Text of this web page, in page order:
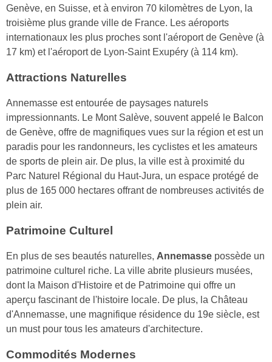
Genève, en Suisse, et à environ 70 kilomètres de Lyon, la
troisième plus grande ville de France. Les aéroports
internationaux les plus proches sont l'aéroport de Genève (à
17 km) et l'aéroport de Lyon-Saint Exupéry (à 114 km).
Attractions Naturelles
Annemasse est entourée de paysages naturels
impressionnants. Le Mont Salève, souvent appelé le Balcon
de Genève, offre de magnifiques vues sur la région et est un
paradis pour les randonneurs, les cyclistes et les amateurs
de sports de plein air. De plus, la ville est à proximité du
Parc Naturel Régional du Haut-Jura, un espace protégé de
plus de 165 000 hectares offrant de nombreuses activités de
plein air.
Patrimoine Culturel
En plus de ses beautés naturelles, Annemasse possède un
patrimoine culturel riche. La ville abrite plusieurs musées,
dont la Maison d'Histoire et de Patrimoine qui offre un
aperçu fascinant de l'histoire locale. De plus, la Château
d'Annemasse, une magnifique résidence du 19e siècle, est
un must pour tous les amateurs d'architecture.
Commodités Modernes